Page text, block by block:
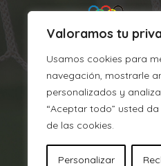
Valoramos tu
Usamos cookies para
navegación, mostrarle
personalizados y
“Aceptar todo” usted
de las cookies.
Personalizar